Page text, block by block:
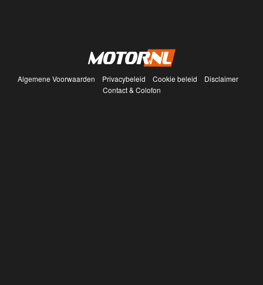
Algemene Voorwaarden Privacybeleid Cookie beleid
Disclaimer
Contact & Colofon